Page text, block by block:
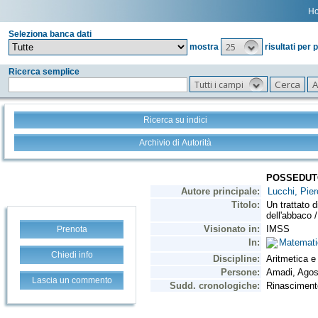
Seleziona banca dati
mostra
25 risultati per
Ricerca semplice
Tutti i campi
Ricerca su indici
Archivio di Autorità
Prenota
Chiedi info
Lascia un commento